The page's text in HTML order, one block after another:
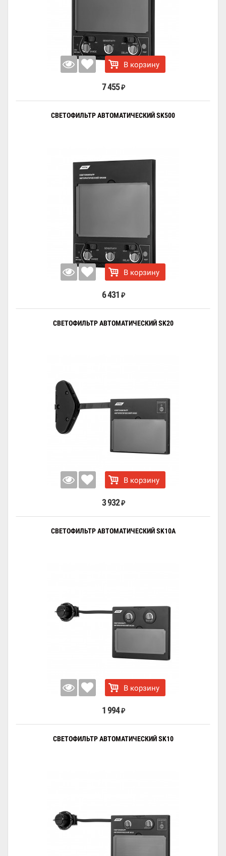
В корзину
7 455 ₽
СВЕТОФИЛЬТР АВТОМАТИЧЕСКИЙ SK500
В корзину
6 431 ₽
СВЕТОФИЛЬТР АВТОМАТИЧЕСКИЙ SK20
В корзину
3 932 ₽
СВЕТОФИЛЬТР АВТОМАТИЧЕСКИЙ SK10A
В корзину
1 994 ₽
СВЕТОФИЛЬТР АВТОМАТИЧЕСКИЙ SK10